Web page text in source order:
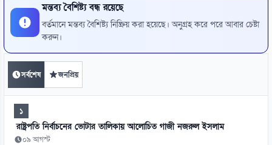
মন্তব্য বৈশিষ্ট্য বন্ধ রয়েছে
বর্তমানে মন্তব্য বৈশিষ্ট্য নিষ্ক্রিয় করা হয়েছে। অনুগ্রহ করে পরে আবার চেষ্টা
করুন।
সর্বশেষ জনপ্রিয়
১
রাষ্ট্রপতি নির্বাচনের ভোটার তালিকায় আলোচিত গাজী নজরুল ইসলাম
০৯ আগস্ট